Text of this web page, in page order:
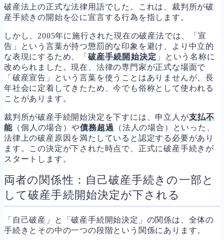
破産法上の正式な法律用語でした。これは、裁判所が破
産手続きの開始を公に宣言する行為を指します。
しかし、2005年に施行された現在の破産法では、「宣
告」という言葉が持つ懲罰的な印象を避け、より中立的
な表現にするため、「 破産手続開始決定」という名称に
改められました。現在、法律の専門家が正式な場面で
「破産宣告」という言葉を使うことはありませんが、長
年社会に定着してきたため、今でも俗称として使われる
ことがあります。
裁判所が破産手続開始決定を下すには、申立人が支払不
能 （個人の場合）や債務超過 （法人の場合）といった、
法律上の破産原因を満たしていると認定する必要があり
ます。この決定が下された時点で、正式に破産手続きが
スタートします。
両者の関係性：自己破産手続きの一部と
して破産手続開始決定が下される
「自己破産」と「破産手続開始決定」の関係は、全体の
手続きとその中の一つの段階という関係にあります。